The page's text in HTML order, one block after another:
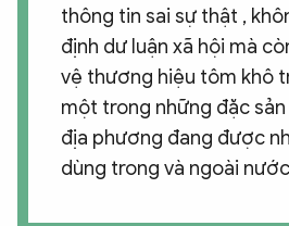
thông tin sai sự thật ,
định dư luận xã hội mà
vệ thương hiệu tôm khô
một trong những đặc
địa phương đang được
dùng trong và ngoài